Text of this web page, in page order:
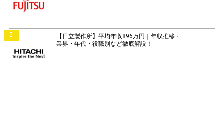
5
【日立製作所】平均年収896万円｜年収推移・
業界・年代・役職別など徹底解説！